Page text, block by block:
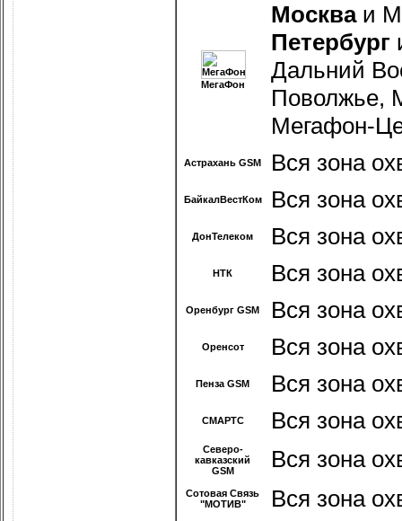
МегаФон
Москваи
Петербург
Дальний
Поволжье,
Мегафон-
Астрахань GSM Вся зона
БайкалВестКом Вся зона
ДонТелеком Вся зона
НТК Вся зона
Оренбург GSM Вся зона
Оренсот Вся зона
Пенза GSM Вся зона
СМАРТС Вся зона
Северо-
кавказский
GSM
Вся зона
Сотовая Связь
"МОТИВ"
Вся зона